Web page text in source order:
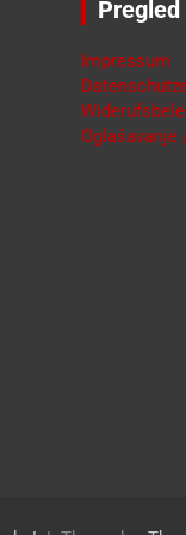
Pregled
Impressum